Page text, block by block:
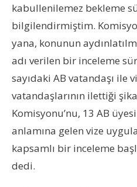
kabullenilemez bekleme
bilgilendirmiştim.
yana, konunun
adı verilen bir inceleme
sayıdaki AB vatandaşı ile
vatandaşlarının ilettiği
Komisyonu’nu, 13 AB
anlamına gelen vize
kapsamlı bir inceleme
dedi.